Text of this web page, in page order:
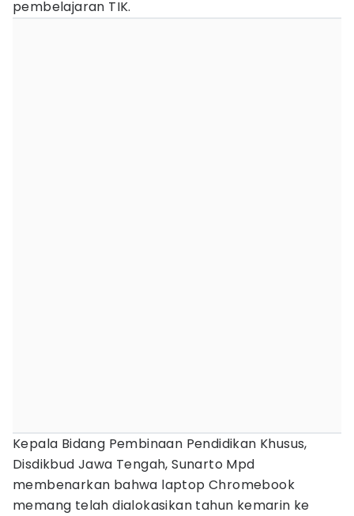
pembelajaran TIK.
Kepala Bidang Pembinaan Pendidikan Khusus,
Disdikbud Jawa Tengah, Sunarto Mpd
membenarkan bahwa laptop Chromebook
memang telah dialokasikan tahun kemarin ke